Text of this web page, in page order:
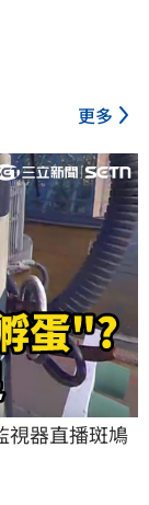
更多
視器直播斑鳩